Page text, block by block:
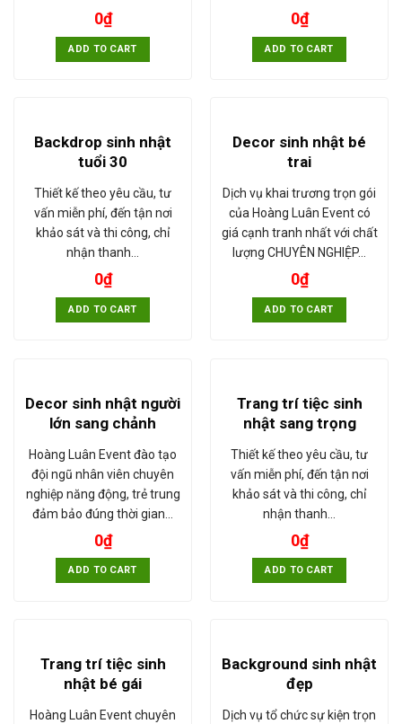
0₫
ADD TO CART
0₫
ADD TO CART
Backdrop sinh nhật
tuổi 30
Thiết kế theo yêu cầu, tư
vấn miễn phí, đến tận nơi
khảo sát và thi công, chỉ
nhận thanh…
0₫
ADD TO CART
Decor sinh nhật bé
trai
Dịch vụ khai trương trọn gói
của Hoàng Luân Event có
giá cạnh tranh nhất với chất
lượng CHUYÊN NGHIỆP…
0₫
ADD TO CART
Decor sinh nhật người
lớn sang chảnh
Hoàng Luân Event đào tạo
đội ngũ nhân viên chuyên
nghiệp năng động, trẻ trung
đảm bảo đúng thời gian…
0₫
ADD TO CART
Trang trí tiệc sinh
nhật sang trọng
Thiết kế theo yêu cầu, tư
vấn miễn phí, đến tận nơi
khảo sát và thi công, chỉ
nhận thanh…
0₫
ADD TO CART
Trang trí tiệc sinh
nhật bé gái
Hoàng Luân Event chuyên
Background sinh nhật
đẹp
Dịch vụ tổ chức sự kiện trọn